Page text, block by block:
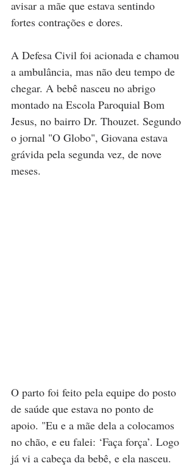
avisar a mãe que estava sentindo
fortes contrações e dores.
A Defesa Civil foi acionada e chamou
a ambulância, mas não deu tempo de
chegar. A bebê nasceu no abrigo
montado na Escola Paroquial Bom
Jesus, no bairro Dr. Thouzet. Segundo
o jornal "O Globo", Giovana estava
grávida pela segunda vez, de nove
meses.
O parto foi feito pela equipe do posto
de saúde que estava no ponto de
apoio. "Eu e a mãe dela a colocamos
no chão, e eu falei: ‘Faça força’. Logo
já vi a cabeça da bebê, e ela nasceu.